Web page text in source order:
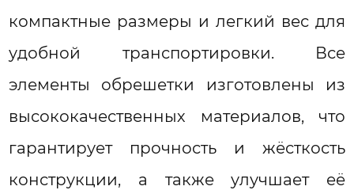
компактные размеры и легкий вес для
удобной транспортировки. Все
элементы обрешетки изготовлены из
высококачественных материалов, что
гарантирует прочность и жёсткость
конструкции, а также улучшает её